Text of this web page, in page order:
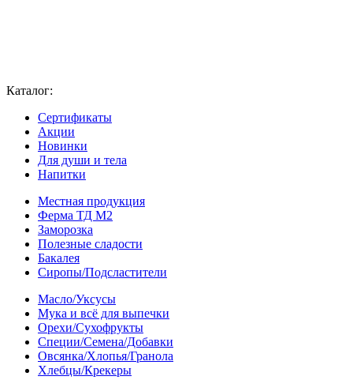
Каталог:
Сертификаты
Акции
Новинки
Для души и тела
Напитки
Местная продукция
Ферма ТД М2
Заморозка
Полезные сладости
Бакалея
Сиропы/Подсластители
Масло/Уксусы
Мука и всё для выпечки
Орехи/Сухофрукты
Специи/Семена/Добавки
Овсянка/Хлопья/Гранола
Хлебцы/Крекеры